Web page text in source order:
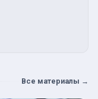
Все материалы →